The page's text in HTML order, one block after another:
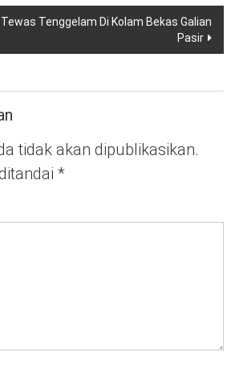
Tenggelam Di Kolam Bekas Galian
Pasir
tidak akan dipublikasikan.
*